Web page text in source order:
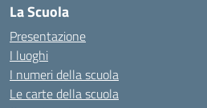
La Scuola
Presentazione
I luoghi
I numeri della scuola
Le carte della scuola